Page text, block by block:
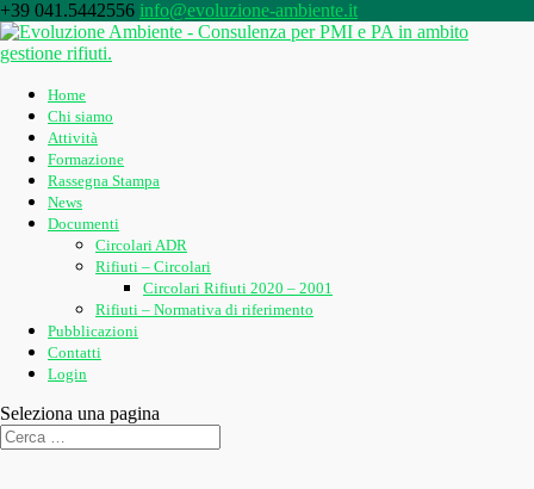
+39 041.5442556 info@evoluzione-ambiente.it
Home
Chi siamo
Attività
Formazione
Rassegna Stampa
News
Documenti
Circolari ADR
Rifiuti – Circolari
Circolari Rifiuti 2020 – 2001
Rifiuti – Normativa di riferimento
Pubblicazioni
Contatti
Login
Seleziona una pagina